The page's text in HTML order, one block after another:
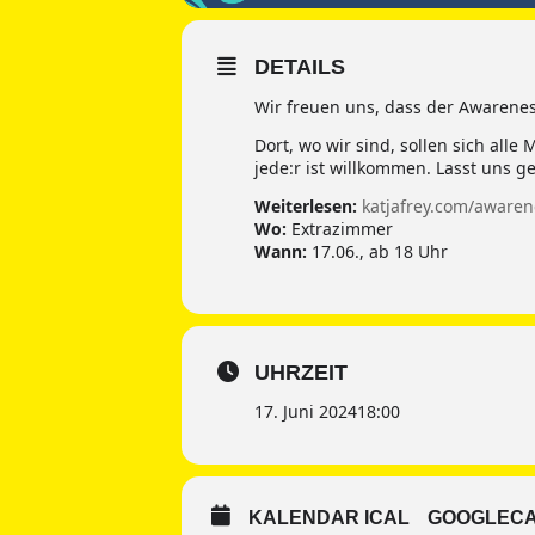
DETAILS
Wir freuen uns, dass der
Dort, wo wir sind, sollen sich alle
jede:r ist willkommen. Lasst uns
Weiterlesen: katjafrey.com/
Wo: Extrazimmer
Wann: 17.06., ab 18 Uhr
UHRZEIT
17. Juni 202418:00
KALENDAR ICAL